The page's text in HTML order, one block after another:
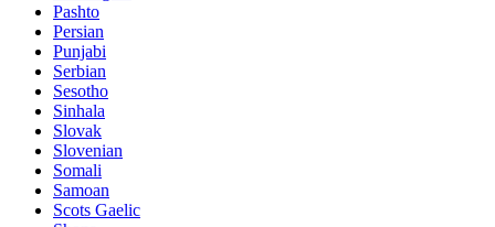
Pashto
Persian
Punjabi
Serbian
Sesotho
Sinhala
Slovak
Slovenian
Somali
Samoan
Scots Gaelic